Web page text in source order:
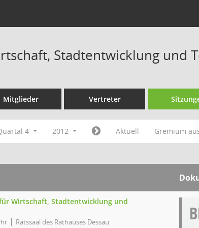
Stadtentwicklung und
Mitglieder Vertreter
4 2012 Aktuell Gremium
Wirtschaft, Stadtentwicklung und
Ratssaal des Rathauses Dessau